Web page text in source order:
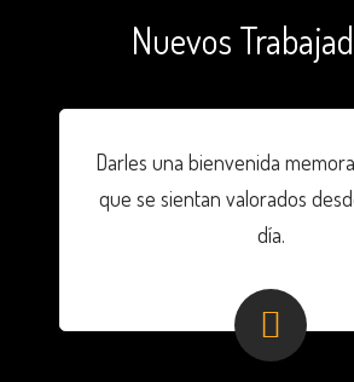
Nuevos
Darles una bienvenida
que se sientan valorados
día.